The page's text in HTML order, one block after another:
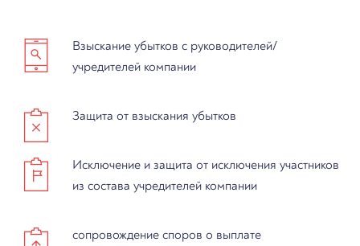
Взыскание убытков с руководителей/
учредителей компании
Защита от взыскания убытков
Исключение и защита от исключения участников
из состава учредителей компании
сопровождение споров о выплате